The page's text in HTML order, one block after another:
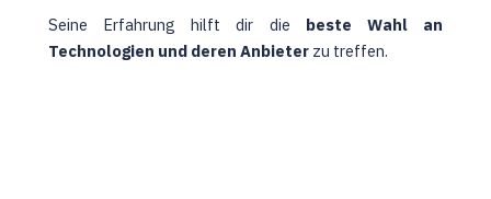
Seine Erfahrung hilft dir die beste Wahl an
Technologien und deren Anbieterzu treffen.